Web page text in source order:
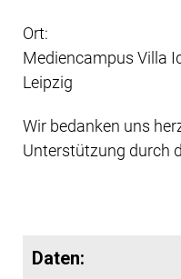
Ort:
Mediencampus Villa
Leipzig
Wir bedanken uns
Unterstützung durch
Daten: